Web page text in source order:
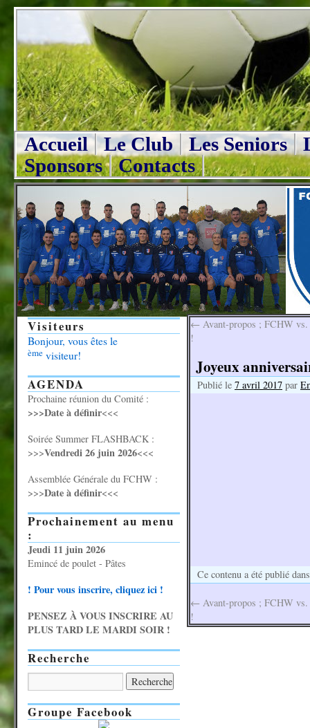
Accueil Le Club Les Seniors
Sponsors
Contacts
← Avant-propos ; FCHW
!
Joyeux
Publié le 7 avril 2017 par
Ce contenu a été publié
← Avant-propos ; FCHW
!
Visiteurs
Bonjour, vous êtes le
ème visiteur!
AGENDA
Prochaine réunion du Comité :
>>>Date à définir<<<
Soirée Summer FLASHBACK :
>>>Vendredi 26 juin 2026<<<
Assemblée Générale du FCHW :
>>>Date à définir<<<
Prochainement au menu
:
Jeudi 11 juin 2026
Emincé de poulet - Pâtes
! Pour vous inscrire, cliquez ici !
PENSEZ À VOUS INSCRIRE AU
PLUS TARD LE MARDI SOIR !
Recherche
Groupe Facebook